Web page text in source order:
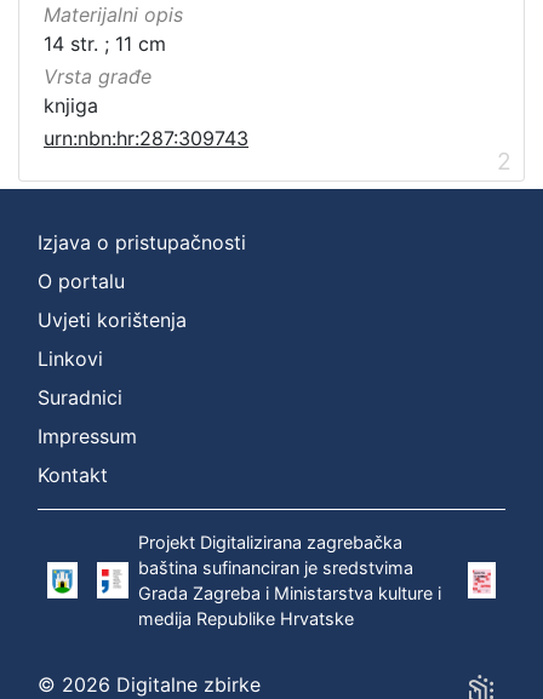
Materijalni opis
14 str. ; 11 cm
Vrsta građe
knjiga
urn:nbn:hr:287:309743
2
Izjava o pristupačnosti
O portalu
Uvjeti korištenja
Linkovi
Suradnici
Impressum
Kontakt
Projekt Digitalizirana zagrebačka
baština sufinanciran je sredstvima
Grada Zagreba i Ministarstva kulture i
medija Republike Hrvatske
© 2026 Digitalne zbirke